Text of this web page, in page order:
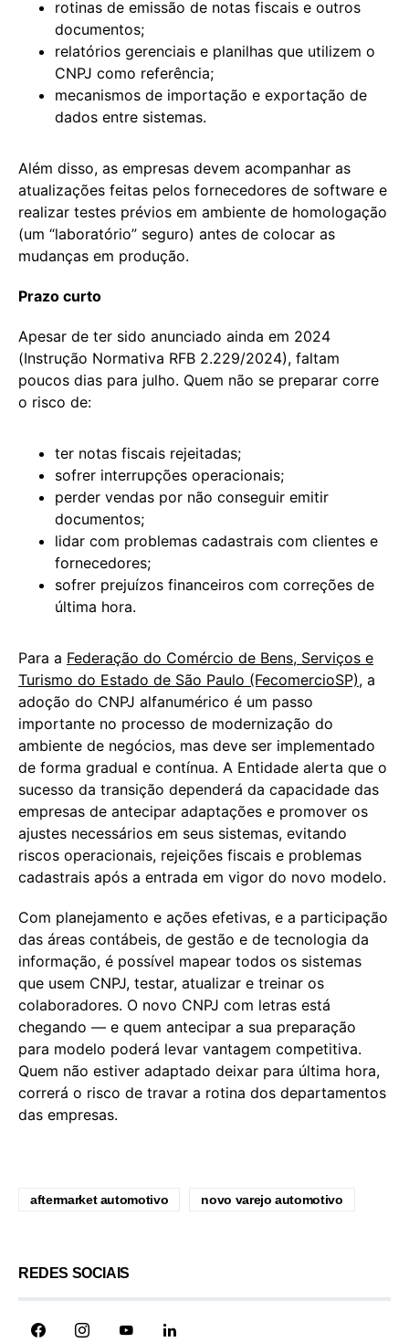
rotinas de emissão de notas fiscais e outros
documentos;
relatórios gerenciais e planilhas que utilizem o
CNPJ como referência;
mecanismos de importação e exportação de
dados entre sistemas.
Além disso, as empresas devem acompanhar as
atualizações feitas pelos fornecedores de software e
realizar testes prévios em ambiente de homologação
(um “laboratório” seguro) antes de colocar as
mudanças em produção.
Prazo curto
Apesar de ter sido anunciado ainda em 2024
(Instrução Normativa RFB 2.229/2024), faltam
poucos dias para julho. Quem não se preparar corre
o risco de:
ter notas fiscais rejeitadas;
sofrer interrupções operacionais;
perder vendas por não conseguir emitir
documentos;
lidar com problemas cadastrais com clientes e
fornecedores;
sofrer prejuízos financeiros com correções de
última hora.
Para a Federação do Comércio de Bens, Serviços e
Turismo do Estado de São Paulo (FecomercioSP), a
adoção do CNPJ alfanumérico é um passo
importante no processo de modernização do
ambiente de negócios, mas deve ser implementado
de forma gradual e contínua. A Entidade alerta que o
sucesso da transição dependerá da capacidade das
empresas de antecipar adaptações e promover os
ajustes necessários em seus sistemas, evitando
riscos operacionais, rejeições fiscais e problemas
cadastrais após a entrada em vigor do novo modelo.
Com planejamento e ações efetivas, e a participação
das áreas contábeis, de gestão e de tecnologia da
informação, é possível mapear todos os sistemas
que usem CNPJ, testar, atualizar e treinar os
colaboradores. O novo CNPJ com letras está
chegando — e quem antecipar a sua preparação
para modelo poderá levar vantagem competitiva.
Quem não estiver adaptado deixar para última hora,
correrá o risco de travar a rotina dos departamentos
das empresas.
aftermarket automotivo novo varejo automotivo
REDES SOCIAIS